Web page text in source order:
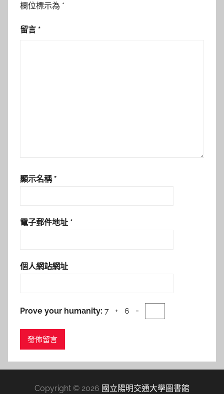
欄位標示為 *
留言 *
顯示名稱 *
電子郵件地址 *
個人網站網址
Prove your humanity: 7 + 6 =
Copyright © 2026 國立陽明交通大學圖書館